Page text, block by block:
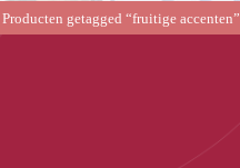
Producten getagged “fruitige accenten”